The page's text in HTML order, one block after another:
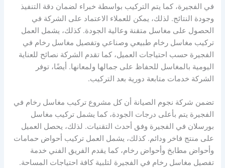
في الفجيرة، كما يتم التركيب بواسطة خبراء لضمان دقة التنفيذ
وجودة النتائج. لذلك، يمكن للعملاء الاعتماد على الشركة في
الحصول على مغاسل متقنة وعالية الجودة. كذلك، يشمل العمل
تركيب مغاسل رخام طبيعي وصناعي وتفصيل مغاسل رخام في
الفجيرة حسب احتياجات العميل، كما تقدم الشركة نصائح للعناية
اليومية بالمغاسل للحفاظ على جمالها ولمعانها. أيضًا، توفر
الشركة خدمات متابعة دورية بعد التركيب.
تضمن شركة نجوم الصيانة أن كل مشروع تركيب مغاسل رخام في
الفجيرة يتم بأعلى درجات الجودة، كما يشمل تركيب مغاسل
بورسلان في الفجيرة وفق أحدث التقنيات. لذلك، يحصل العميل
على منتج فاخر ودائم. كذلك، يشمل العمل تركيب أحواض حمامات
وأحواض مطابخ وأحواض رخام، كما يقدم الفريق الفني خدمة
تفصيل مغاسل رخام في الفجيرة لتلبية كافة احتياجات المساحة.